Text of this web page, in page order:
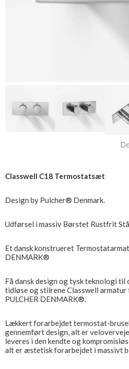
Classwell C18 Termostatsæt
Design by Pulcher® Denmark.
Udførsel i massiv Børstet Rustfrit
Et dansk konstrueret
DENMARK®
Få dansk design og tysk teknologi til
tidløse og stilrene Classwell armatur
PULCHER DENMARK®.
Lækkert forarbejdet termostat-
gennemført design, alt er
leveres i den kendte og
alt er æstetisk forarbejdet i massivt